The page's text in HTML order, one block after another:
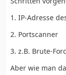
1. IP-Adresse
2. Portscanner
3. z.B. Brute-
Aber wie man